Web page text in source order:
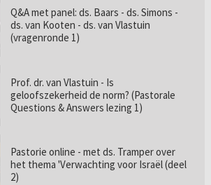
Q&A met panel: ds. Baars - ds. Simons -
ds. van Kooten - ds. van Vlastuin
(vragenronde 1)
Prof. dr. van Vlastuin - Is
geloofszekerheid de norm? (Pastorale
Questions & Answers lezing 1)
Pastorie online - met ds. Tramper over
het thema 'Verwachting voor Israël (deel
2)